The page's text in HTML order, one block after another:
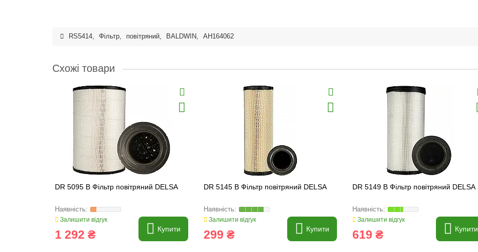
RS5414, Фільтр, повітряний, BALDWIN, AH164062
Схожі товари
DR 5095 B Фільтр повітряний DELSA
Залишити відгук
1 292 ₴ Купити
DR 5145 B Фільтр повітряний DELSA
Залишити відгук
299 ₴ Купити
DR 5149 B Фільтр повітряний DELSA
Залишити відгук
619 ₴ Купити